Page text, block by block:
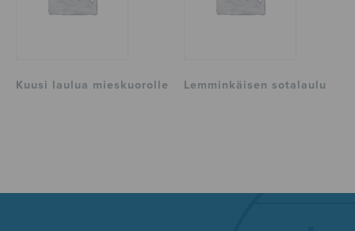
Kuusi laulua mieskuorolle Lemminkäisen sotalaulu